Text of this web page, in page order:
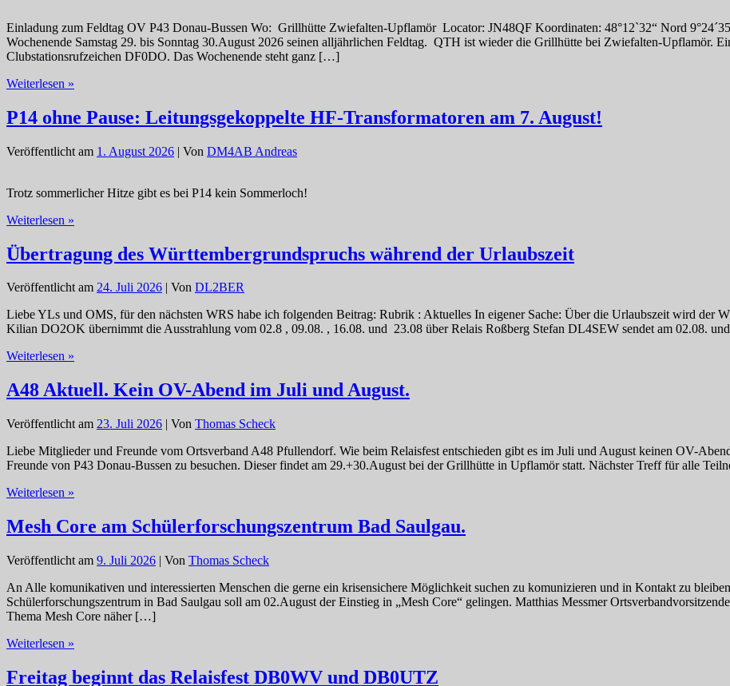
Einladung zum Feldtag OV P43 Donau-Bussen Wo: Grillhütte Zwiefalten-Upflamör Locator: JN48QF Koordinaten: 48°12`32“ Nord
Wochenende Samstag 29. bis Sonntag 30.August 2026 seinen alljährlichen Feldtag. QTH ist wieder die Grillhütte bei Zwiefalten-Upflamör.
Clubstationsrufzeichen DF0DO. Das Wochenende steht ganz […]
Weiterlesen »
P43
Feldtag
in
P14 ohne Pause: Leitungsgekoppelte HF-Transformatoren am 7. August!
Veröffentlicht am 1. August 2026 | Von DM4AB Andreas
Trotz sommerlicher Hitze gibt es bei P14 kein Sommerloch!
Weiterlesen »
Pause:
Leitungsgekoppelte
Transformatoren
7.
August!
Übertragung des Württembergrundspruchs während der Urlaubszeit
Veröffentlicht am 24. Juli 2026 | Von DL2BER
Liebe YLs und OMS, für den nächsten WRS habe ich folgenden Beitrag: Rubrik : Aktuelles In eigener Sache: Über die Urlaubszeit wird der
Kilian DO2OK übernimmt die Ausstrahlung vom 02.8 , 09.08. , 16.08. und 23.08 über Relais Roßberg Stefan DL4SEW sendet am 02.08.
Weiterlesen »
Württembergrundspruchs
während
Urlaubszeit
A48 Aktuell. Kein OV-Abend im Juli und August.
Veröffentlicht am 23. Juli 2026 | Von Thomas Scheck
Liebe Mitglieder und Freunde vom Ortsverband A48 Pfullendorf. Wie beim Relaisfest entschieden gibt es im Juli und August keinen OV-
Freunde von P43 Donau-Bussen zu besuchen. Dieser findet am 29.+30.August bei der Grillhütte in Upflamör statt. Nächster Treff für alle
Weiterlesen »
OV-
im
und
August.
Mesh Core am Schülerforschungszentrum Bad Saulgau.
Veröffentlicht am 9. Juli 2026 | Von Thomas Scheck
An Alle komunikativen und interessierten Menschen die gerne ein krisensichere Möglichkeit suchen zu komunizieren und in Kontakt zu
Schülerforschungszentrum in Bad Saulgau soll am 02.August der Einstieg in „Mesh Core“ gelingen. Matthias Messmer
Thema Mesh Core näher […]
Weiterlesen »
am
Freitag beginnt das Relaisfest DB0WV und DB0UTZ